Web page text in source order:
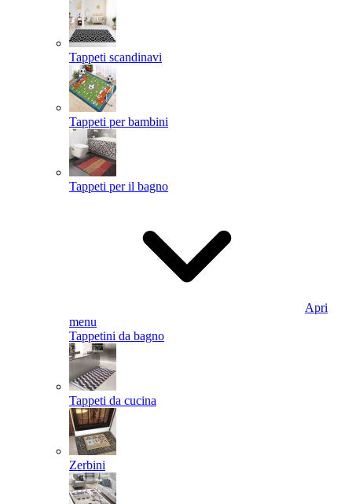
Tappeti scandinavi
Tappeti per bambini
Tappeti per il bagno
Apri
menu
Tappetini da bagno
Tappeti da cucina
Zerbini